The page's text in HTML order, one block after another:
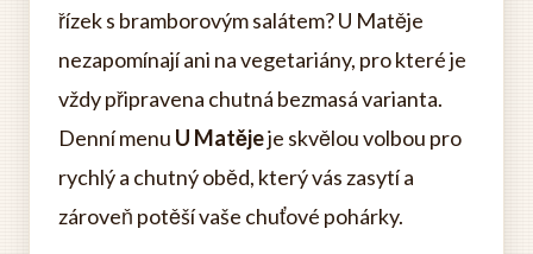
řízek s bramborovým salátem? U Matěje
nezapomínají ani na vegetariány, pro které je
vždy připravena chutná bezmasá varianta.
Denní menu U Matějeje skvělou volbou pro
rychlý a chutný oběd, který vás zasytí a
zároveň potěší vaše chuťové pohárky.